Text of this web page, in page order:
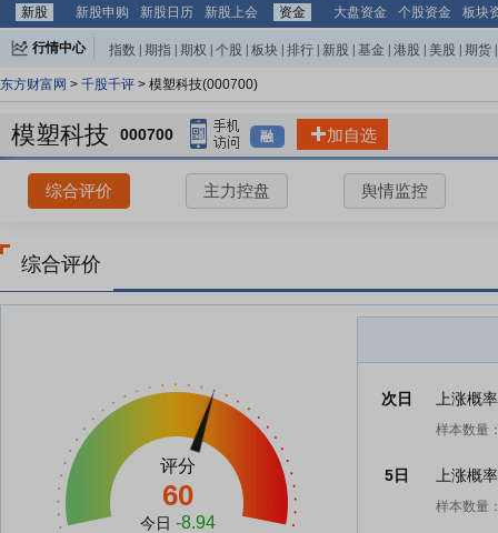
新股
新股申购 新股日历 新股上会 资金 大盘资金 个股资金 板块
行情中心 指数 期指 期权 个股 板块 排行 新股 基金 港股 美股 期货
东方财富网 > 千股千评 > 模塑科技(000700)
模塑科技 000700 融 加自选
综合评价 主力控盘 舆情监控
综合评价
评分
60
今日 -8.94
次日 上涨概
样本数量
5日 上涨概
样本数量